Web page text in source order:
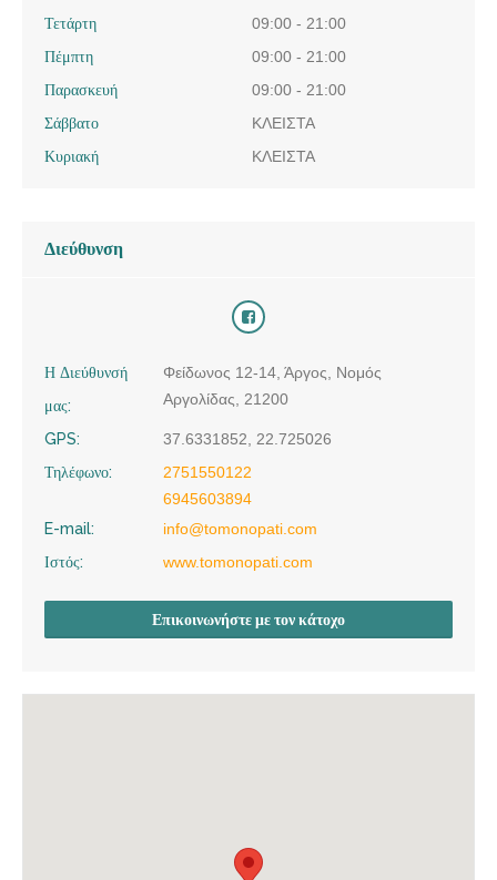
Τετάρτη
09:00 - 21:00
Πέμπτη
09:00 - 21:00
Παρασκευή
09:00 - 21:00
Σάββατο
ΚΛΕΙΣΤΑ
Κυριακή
ΚΛΕΙΣΤΑ
Διεύθυνση
Η Διεύθυνσή
μας:
Φείδωνος 12-14, Άργος, Νομός
Αργολίδας, 21200
GPS:
37.6331852, 22.725026
Τηλέφωνο:
2751550122
6945603894
E-mail:
info@tomonopati.com
Ιστός:
www.tomonopati.com
Επικοινωνήστε με τον κάτοχο